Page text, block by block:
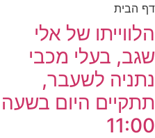
דף הבית
הלווייתו של אלי
שגב, בעלי מכבי
נתניה לשעבר,
תתקיים היום בשעה
11:00